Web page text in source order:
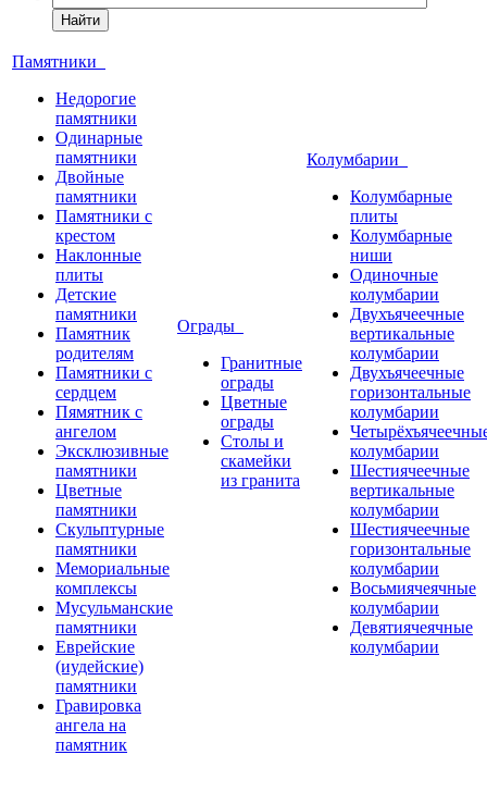
Найти
Памятники
Недорогие
памятники
Одинарные
памятники
Двойные
памятники
Памятники с
крестом
Наклонные
плиты
Детские
памятники
Памятник
родителям
Памятники с
сердцем
Пямятник с
ангелом
Эксклюзивные
памятники
Цветные
памятники
Скульптурные
памятники
Мемориальные
комплексы
Мусульманские
памятники
Еврейские
(иудейские)
памятники
Гравировка
ангела на
памятник
Ограды
Гранитные
ограды
Цветные
ограды
Столы и
скамейки
из гранита
Колумбарии
Колумбарные
плиты
Колумбарные
ниши
Одиночные
колумбарии
Двухъячеечные
вертикальные
колумбарии
Двухъячеечные
горизонтальные
колумбарии
колумбарии
Шестиячеечные
вертикальные
колумбарии
Шестиячеечные
горизонтальные
колумбарии
Восьмиячеячные
колумбарии
Девятиячеячные
колумбарии